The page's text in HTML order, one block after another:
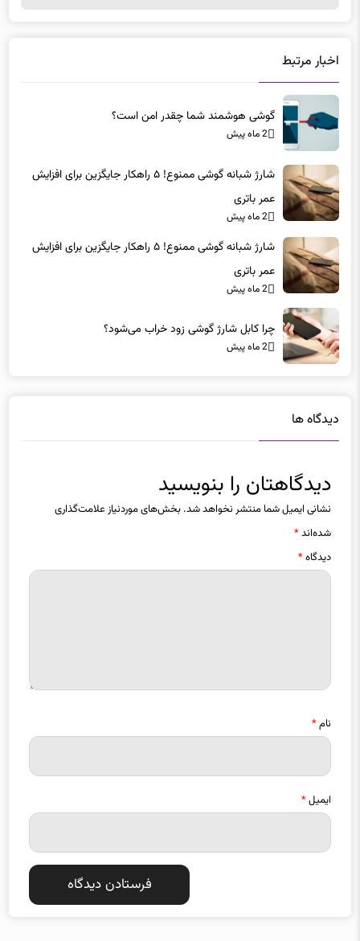
اخبار مرتبط
گوشی هوشمند شما چقدر امن است؟
2 ماه پیش
شارژ شبانه گوشی ممنوع! ۵ راهکار جایگزین برای افزایش
عمر باتری
2 ماه پیش
شارژ شبانه گوشی ممنوع! ۵ راهکار جایگزین برای افزایش
عمر باتری
2 ماه پیش
چرا کابل شارژ گوشی زود خراب می‌شود؟
2 ماه پیش
دیدگاه ها
دیدگاهتان را بنویسید
نشانی ایمیل شما منتشر نخواهد شد. بخش‌های موردنیاز علامت‌گذاری
شده‌اند*
دیدگاه*
نام*
ایمیل*